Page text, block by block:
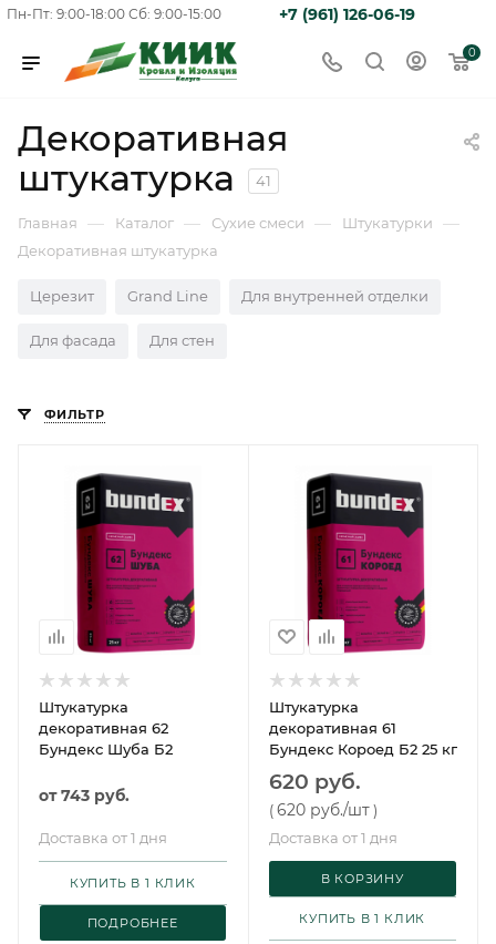
Пн-Пт: 9:00-18:00 Сб: 9:00-15:00 +7 (961) 126-06-19
0
Декоративная
штукатурка
41
Главная — Каталог — Сухие смеси — Штукатурки —
Декоративная штукатурка
Церезит Grand Line Для внутренней отделки
Для фасада Для стен
ФИЛЬТР
Штукатурка
декоративная 62
Бундекс Шуба Б2
от743 руб.
Доставка от 1 дня
ПОДРОБНЕЕ
КУПИТЬ В 1 КЛИК
Штукатурка
декоративная 61
Бундекс Короед Б2 25 кг
620 руб.
(620 руб./шт )
Доставка от 1 дня
В КОРЗИНУ
КУПИТЬ В 1 КЛИК